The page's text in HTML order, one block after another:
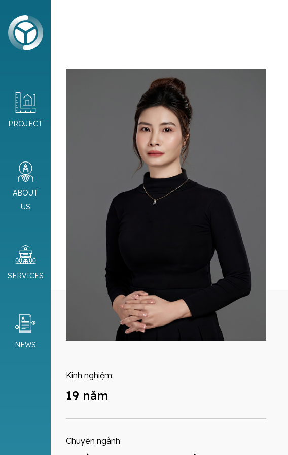
Kinh nghiệm:
19 năm
Chuyên ngành:
PROJECT
ABOUT
US
SERVICES
NEWS